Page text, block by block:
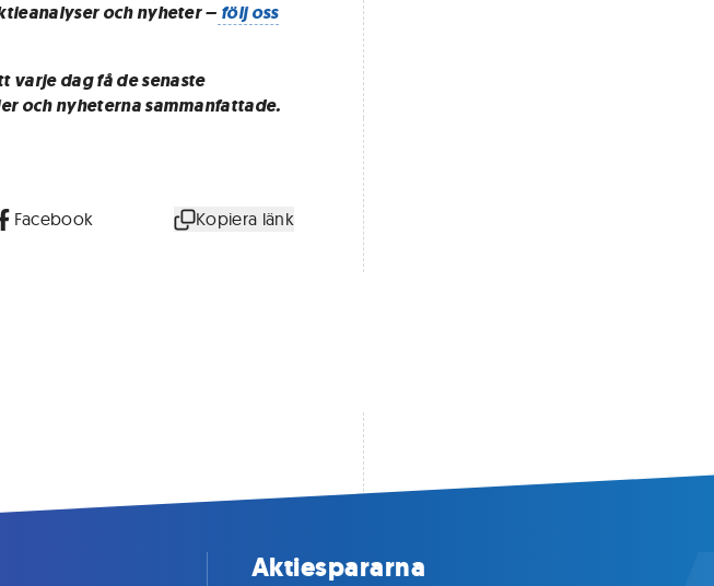
och nyheter – följ oss
varje dag få de senaste
och nyheterna sammanfattade.
Facebook Kopiera länk
Aktiespararna